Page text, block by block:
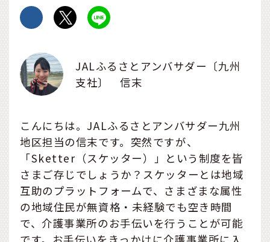
JALふるさとアンバサダー〔九州
支社〕 信末
こんにちは。JALふるさとアンバサダー九州
地区担当の信末です。突然ですが、
「Sketter（スケッター）」という制度を皆
さまご存じでしょうか？スケッターとは地域
互助のプラットフォームで、さまざまな属性
の地域住民が無資格・未経験でも空き時間
で、介護事業所のお手伝いを行うことが可能